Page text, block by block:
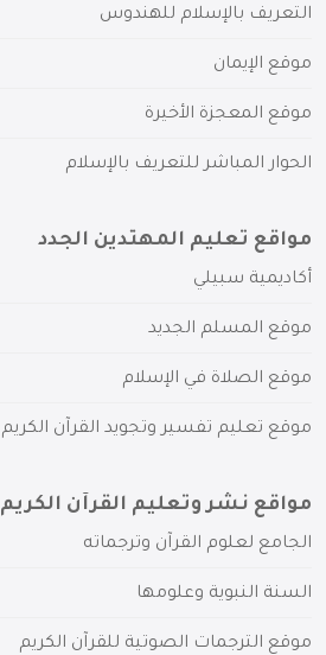
التعريف بالإسلام للهندوس
موقع الإيمان
موقع المعجزة الأخيرة
الحوار المباشر للتعريف بالإسلام
مواقع تعليم المهتدين الجدد
أكاديمية سبيلي
موقع المسلم الجديد
موقع الصلاة في الإسلام
موقع تعليم تفسير وتجويد القرآن الكريم
مواقع نشر وتعليم القرآن الكريم
الجامع لعلوم القرآن وترجماته
السنة النبوية وعلومها
موقع الترجمات الصوتية للقرآن الكريم